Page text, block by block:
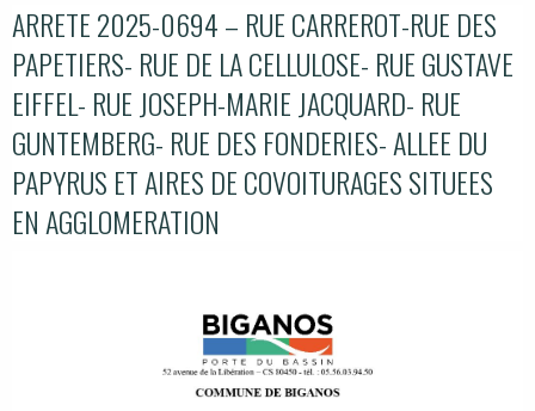
ARRETE 2025-0694 – RUE CARREROT-RUE DES
PAPETIERS- RUE DE LA CELLULOSE- RUE GUSTAVE
EIFFEL- RUE JOSEPH-MARIE JACQUARD- RUE
GUNTEMBERG- RUE DES FONDERIES- ALLEE DU
PAPYRUS ET AIRES DE COVOITURAGES SITUEES
EN AGGLOMERATION